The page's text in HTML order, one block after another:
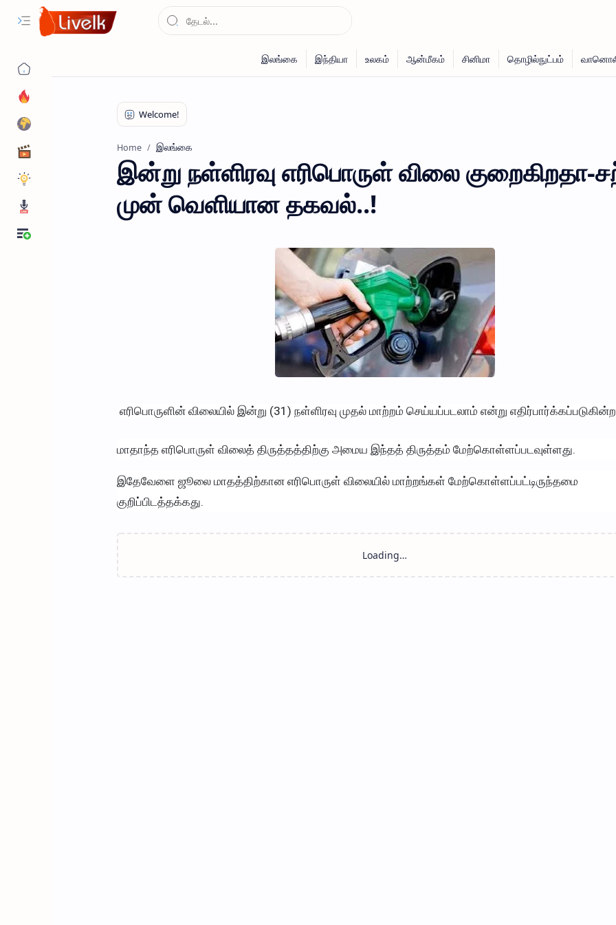
Home இலங்கை
இன்று நள்ளிரவு எரிபொருள் விலை குறைகிறதா-
முன் வெளியான தகவல்..!
எரிபொருளின் விலையில் இன்று (31) நள்ளிரவு முதல் மாற்றம் செய்யப்படலாம் என்று
மாதாந்த எரிபொருள் விலைத் திருத்தத்திற்கு அமைய இந்தத் திருத்தம் மேற்கொள்ளப்படவுள்ளது.
இதேவேளை ஜூலை மாதத்திற்கான எரிபொருள் விலையில் மாற்றங்கள் மேற்கொள்ளப்பட்டிருந்தமை
குறிப்பிடத்தக்கது.